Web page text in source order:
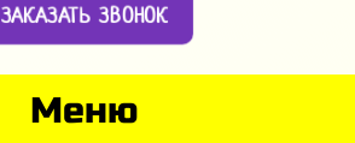
ЗАКАЗАТЬ ЗВОНОК
Меню